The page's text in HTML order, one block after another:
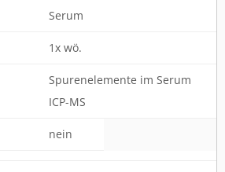
Serum
1x wö.
Spurenelemente im Serum
ICP-MS
nein